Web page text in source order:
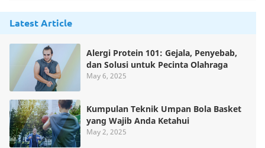
Latest Article
Alergi Protein 101: Gejala, Penyebab,
dan Solusi untuk Pecinta Olahraga
May 6, 2025
Kumpulan Teknik Umpan Bola Basket
yang Wajib Anda Ketahui
May 2, 2025